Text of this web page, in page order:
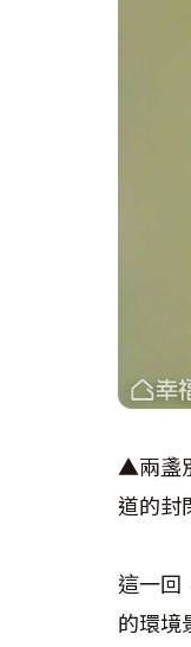
▲兩盞
道的封
這一回
的環境